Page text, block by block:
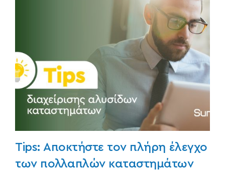
Tips: Αποκτήστε τον πλήρη έλεγχο
των πολλαπλών καταστημάτων